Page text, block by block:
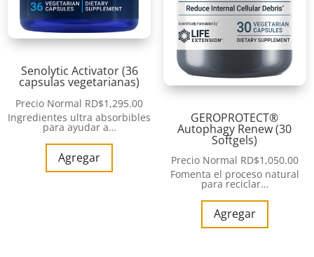
Senolytic Activator (36
capsulas vegetarianas)
Precio Normal RD$1,295.00
Ingredientes ultra absorbibles
para ayudar a…
Agregar
GEROPROTECT®
Autophagy Renew (30
Softgels)
Precio Normal RD$1,050.00
Fomenta el proceso natural
para reciclar…
Agregar